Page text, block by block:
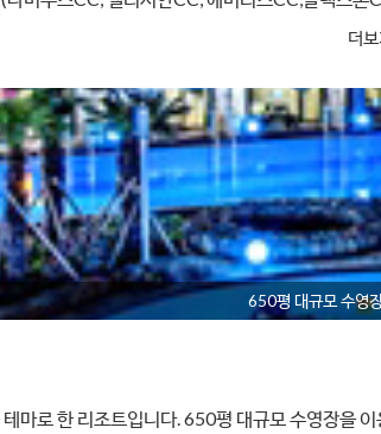
더
650평 대규모 수영
마로 한 리조트입니다. 650평 대규모 수영장을